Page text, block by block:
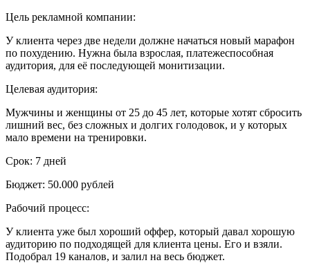
Цель рекламной компании:
У клиента через две недели должне начаться новый марафон
по похудению. Нужна была взрослая, платежеспособная
аудитория, для её последующей монитизации.
Целевая аудитория:
Мужчины и женщины от 25 до 45 лет, которые хотят сбросить
лишний вес, без сложных и долгих голодовок, и у которых
мало времени на тренировки.
Срок: 7 дней
Бюджет: 50.000 рублей
Рабочий процесс:
У клиента уже был хороший оффер, который давал хорошую
аудиторию по подходящей для клиента цены. Его и взяли.
Подобрал 19 каналов, и залил на весь бюджет.